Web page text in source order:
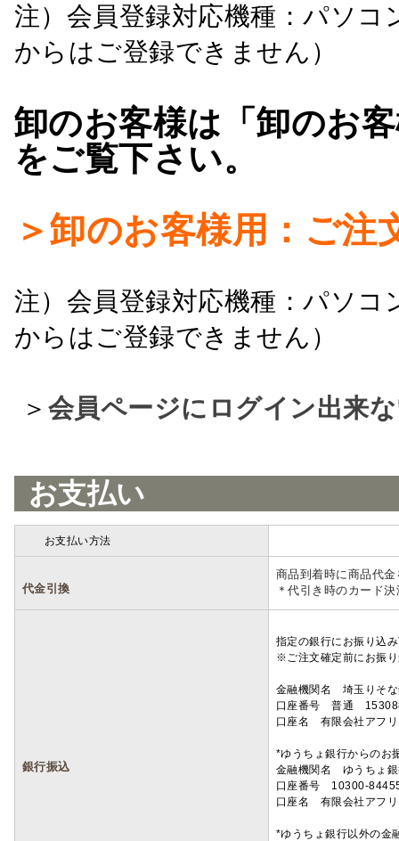
注）会員登録対応機種：パソ
からはご登録できません）
卸のお客様は「卸のお
をご覧下さい。
＞卸のお客様用：ご注
注）会員登録対応機種：パソ
からはご登録できません）
＞ 会員ページにログイン出来
お支払い
お支払い方法
代金引換
商品到着時に商品代
＊代引き時のカード
銀行振込
指定の銀行にお振り込
※ご注文確定前にお振
金融機関名 埼玉りそ
口座番号 普通
口座名 有限会社アフ
*ゆうちょ銀行からのお
金融機関名 ゆうちょ
口座番号 10300-
口座名 有限会社アフ
*ゆうちょ銀行以外の金